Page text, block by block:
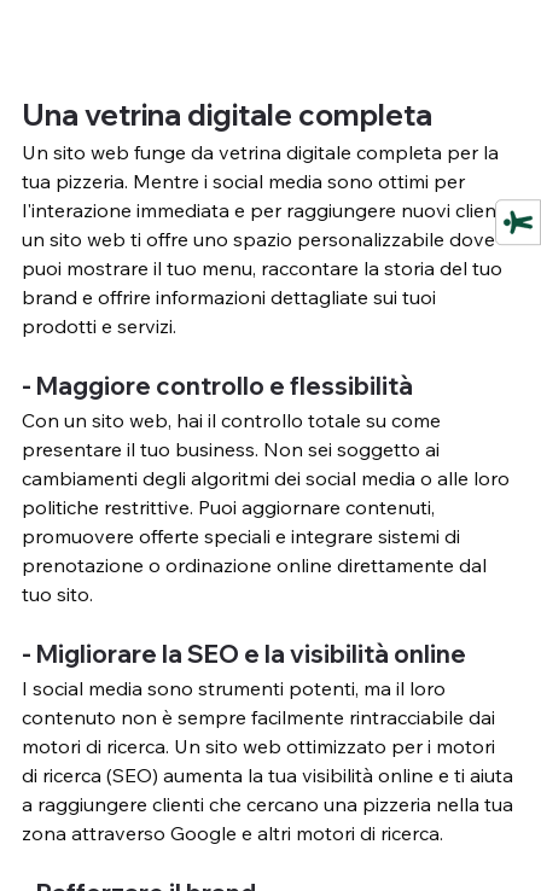
Una vetrina digitale completa
Un sito web funge da vetrina digitale completa per la
tua pizzeria. Mentre i social media sono ottimi per
l'interazione immediata e per raggiungere nuovi clienti,
un sito web ti offre uno spazio personalizzabile dove
puoi mostrare il tuo menu, raccontare la storia del tuo
brand e offrire informazioni dettagliate sui tuoi
prodotti e servizi.
- Maggiore controllo e flessibilità
Con un sito web, hai il controllo totale su come
presentare il tuo business. Non sei soggetto ai
cambiamenti degli algoritmi dei social media o alle loro
politiche restrittive. Puoi aggiornare contenuti,
promuovere offerte speciali e integrare sistemi di
prenotazione o ordinazione online direttamente dal
tuo sito.
- Migliorare la SEO e la visibilità online
I social media sono strumenti potenti, ma il loro
contenuto non è sempre facilmente rintracciabile dai
motori di ricerca. Un sito web ottimizzato per i motori
di ricerca (SEO) aumenta la tua visibilità online e ti aiuta
a raggiungere clienti che cercano una pizzeria nella tua
zona attraverso Google e altri motori di ricerca.